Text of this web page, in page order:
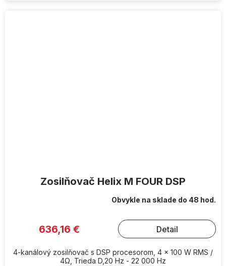
Zosilňovač Helix M FOUR DSP
Obvykle na sklade do 48 hod.
636,16 € Detail
4-kanálový zosilňovač s DSP procesorom, 4 x 100 W RMS /
4Ω, Trieda D,20 Hz - 22 000 Hz